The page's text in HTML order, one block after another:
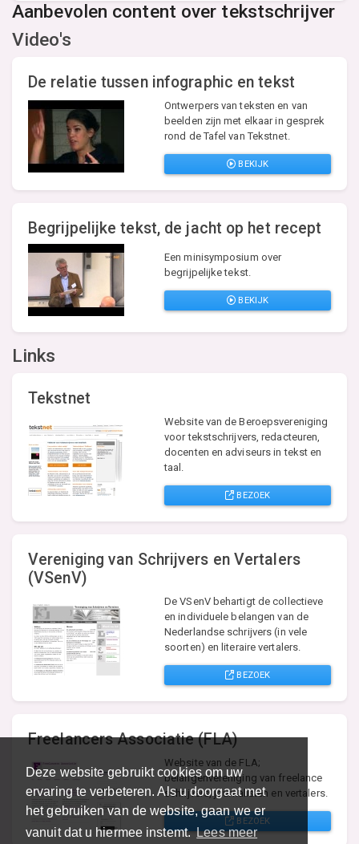
Deze website gebruikt cookies om uw
ervaring te verbeteren. Als u doorgaat met
het gebruiken van de website, gaan we er
vanuit dat u hiermee instemt.Lees meer
Aanbevolen content over tekstschrijver
Video's
De relatie tussen infographic en tekst
Ontwerpers van teksten en van
beelden zijn met elkaar in gesprek
rond de Tafel van Tekstnet.
BEKIJK
Begrijpelijke tekst, de jacht op het recept
Een minisymposium over
begrijpelijke tekst.
BEKIJK
Links
Tekstnet
Website van de Beroepsvereniging
voor tekstschrijvers, redacteuren,
docenten en adviseurs in tekst en
taal.
BEZOEK
Vereniging van Schrijvers en Vertalers
(VSenV)
De VSenV behartigt de collectieve
en individuele belangen van de
Nederlandse schrijvers (in vele
soorten) en literaire vertalers.
BEZOEK
Freelancers Associatie (FLA)
Website van de FLA;
belangenvereniging van freelance
schrijvers, journalisten en vertalers.
BEZOEK